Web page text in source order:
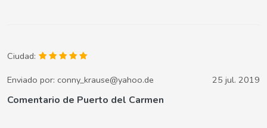
Ciudad:
Enviado por: conny_krause@yahoo.de 25 jul. 2019
Comentario de Puerto del Carmen